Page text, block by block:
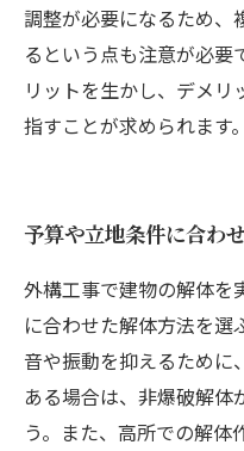
調整が必要になるため、
るという点も注意が必要
リットを生かし、デメリ
指すことが求められます。
予算や立地条件に合わ
外構工事で建物の解体を
に合わせた解体方法を選
音や振動を抑えるために
ある場合は、非爆破解体
う。また、高所での解